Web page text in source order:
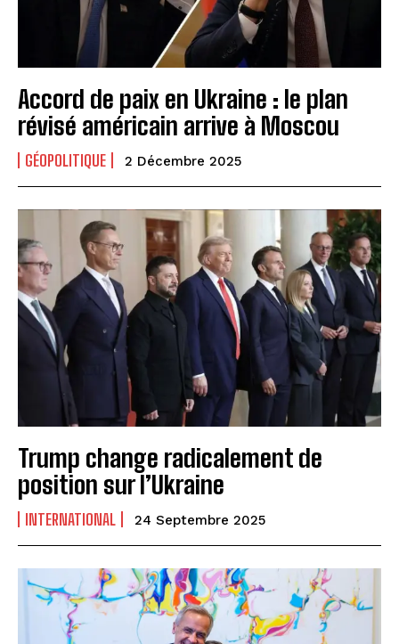
Accord de paix en Ukraine : le plan
révisé américain arrive à Moscou
GÉOPOLITIQUE 2 Décembre 2025
Trump change radicalement de
position sur l’Ukraine
INTERNATIONAL 24 Septembre 2025